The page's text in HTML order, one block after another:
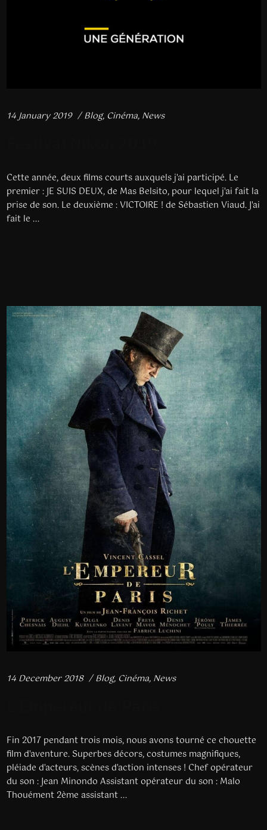
14 January 2019 Blog, Cinéma, News
Cette année, deux films courts auxquels j'ai participé. Le
premier : JE SUIS DEUX, de Mas Belsito, pour lequel j'ai fait la
prise de son. Le deuxième : VICTOIRE ! de Sébastien Viaud. J'ai
fait le ...
14 December 2018 Blog, Cinéma, News
Fin 2017 pendant trois mois, nous avons tourné ce chouette
film d'aventure. Superbes décors, costumes magnifiques,
pléiade d'acteurs, scènes d'action intenses ! Chef opérateur
du son : Jean Minondo Assistant opérateur du son : Malo
Thouément 2ème assistant ...